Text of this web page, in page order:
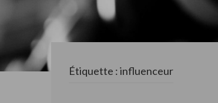
Étiquette : influenceur